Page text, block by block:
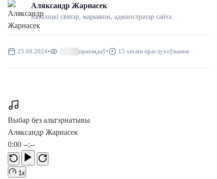
Аляксандр Жарнасек
Каталіцкі святар, марыянін, адмiнiстратар сайта
25.08.2024• праглядаў• 15 хвілін праслухоўвання
Выбар без альтэрнатывы
Аляксандр Жарнасек
0:00 --:--
1x